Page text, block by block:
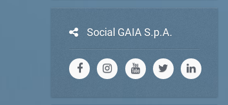
Social GAIA S.p.A.